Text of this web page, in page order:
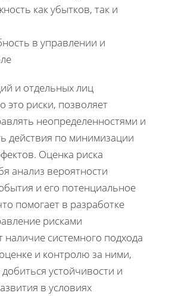
как убытков, так и
в управлении и
и отдельных лиц
это риски, позволяет
неопределенностями и
действия по минимизации
Оценка риска
анализ вероятности
и его потенциальное
помогает в разработке
рисками
наличие системного подхода
и контролю за ними,
устойчивости и
в условиях